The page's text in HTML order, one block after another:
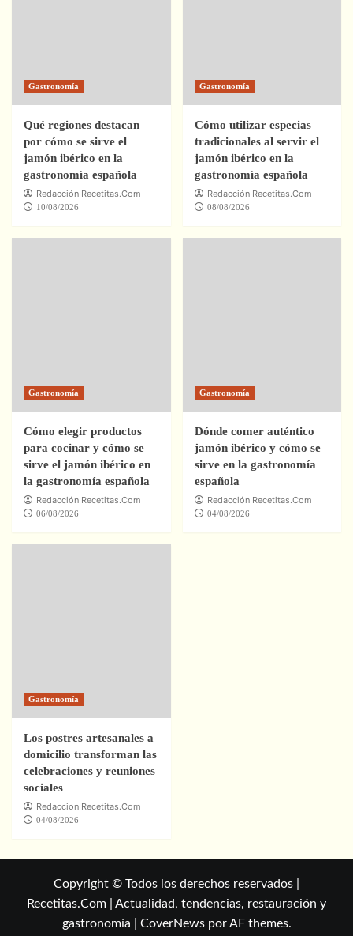
Gastronomía
Qué regiones destacan
por cómo se sirve el
jamón ibérico en la
gastronomía española
Redacción Recetitas.Com
10/08/2026
Gastronomía
Cómo utilizar especias
tradicionales al servir el
jamón ibérico en la
gastronomía española
Redacción Recetitas.Com
08/08/2026
Gastronomía
Cómo elegir productos
para cocinar y cómo se
sirve el jamón ibérico en
la gastronomía española
Redacción Recetitas.Com
06/08/2026
Gastronomía
Dónde comer auténtico
jamón ibérico y cómo se
sirve en la gastronomía
española
Redacción Recetitas.Com
04/08/2026
Gastronomía
Los postres artesanales a
domicilio transforman las
celebraciones y reuniones
sociales
Redaccion Recetitas.Com
04/08/2026
Copyright © Todos los derechos reservados |
Recetitas.Com | Actualidad, tendencias, restauración y
gastronomía
CoverNewspor AF themes.